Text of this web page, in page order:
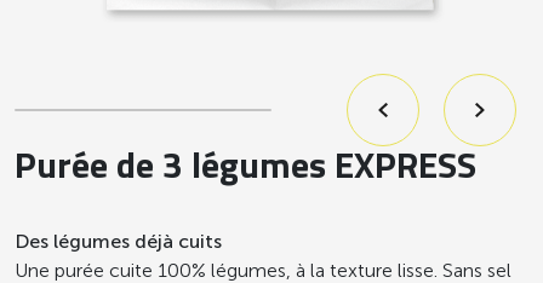
Purée de 3 légumes EXPRESS
Des légumes déjà cuits
Une purée cuite 100% légumes, à la texture lisse. Sans sel